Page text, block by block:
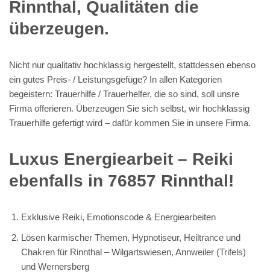
Rinnthal, Qualitäten die
überzeugen.
Nicht nur qualitativ hochklassig hergestellt, stattdessen ebenso
ein gutes Preis- / Leistungsgefüge? In allen Kategorien
begeistern: Trauerhilfe / Trauerhelfer, die so sind, soll unsre
Firma offerieren. Überzeugen Sie sich selbst, wir hochklassig
Trauerhilfe gefertigt wird – dafür kommen Sie in unsere Firma.
Luxus Energiearbeit – Reiki
ebenfalls in 76857 Rinnthal!
Exklusive Reiki, Emotionscode & Energiearbeiten
Lösen karmischer Themen, Hypnotiseur, Heiltrance und
Chakren für Rinnthal – Wilgartswiesen, Annweiler (Trifels)
und Wernersberg